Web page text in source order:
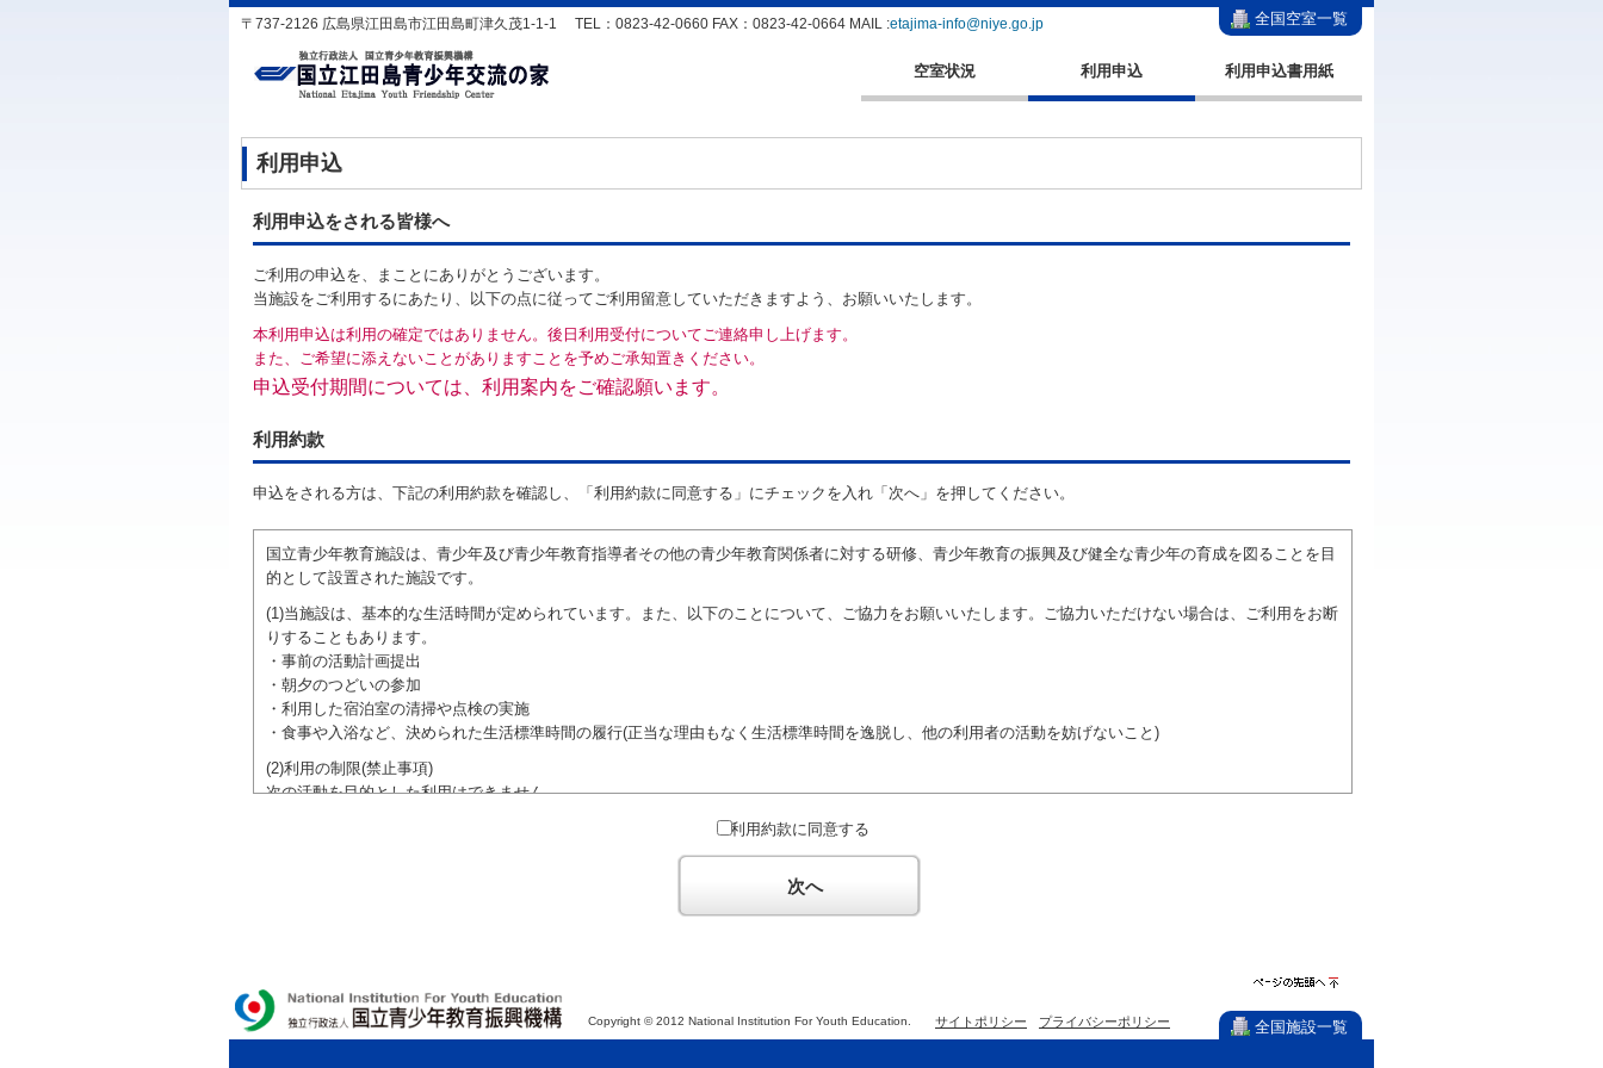
全国空室一覧
〒737-2126 広島県江田島市江田島町津久茂1-1-1 TEL：0823-42-0660 FAX：0823-42-0664 MAIL :etajima-info@niye.go.jp
空室状況 利用申込 利用申込書用紙
利用申込
利用申込をされる皆様へ
ご利用の申込を、まことにありがとうございます。
当施設をご利用するにあたり、以下の点に従ってご利用留意していただきますよう、お願いいたします。
本利用申込は利用の確定ではありません。後日利用受付についてご連絡申し上げます。
また、ご希望に添えないことがありますことを予めご承知置きください。
申込受付期間については、利用案内をご確認願います。
利用約款
申込をされる方は、下記の利用約款を確認し、「利用約款に同意する」にチェックを入れ「次へ」を押してください。
国立青少年教育施設は、青少年及び青少年教育指導者その他の青少年教育関係者に対する研修、青少年教育の振興及び健全な青少年の育成を図ることを目
的として設置された施設です。
(1)当施設は、基本的な生活時間が定められています。また、以下のことについて、ご協力をお願いいたします。ご協力いただけない場合は、ご利用をお断
りすることもあります。
・事前の活動計画提出
・朝夕のつどいの参加
・利用した宿泊室の清掃や点検の実施
・食事や入浴など、決められた生活標準時間の履行(正当な理由もなく生活標準時間を逸脱し、他の利用者の活動を妨げないこと)
(2)利用の制限(禁止事項)
次の活動を目的とした利用はできません。
●特定の政党を支持、またはこれに反対するための政治教育その他の政治的活動を目的とした利用
●特定の宗教を支持、またはこれに反対するための宗教教育その他の宗教的活動を目的とした利用(団体が施設内及び施設を利用しながら他の利用者と、地
域での勧誘活動を行ったり、自らの団体の活動をアピールする活動等)
ご利用に際しては、本約款や定められた決まりやマナーを守るとともに、他の利用団体の迷惑とならないようご協力ください。
利用約款に同意する
次へ
頭へ
Copyright © 2012 National Institution For Youth Education. サイトポリシー プライバシーポリシー 全国施設一覧